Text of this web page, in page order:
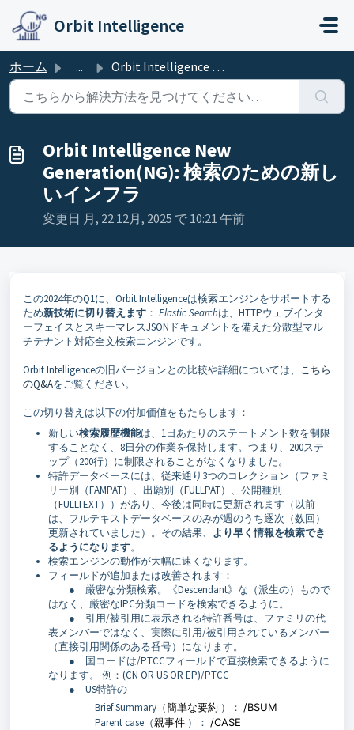
メインコンテンツに移動
Orbit Intelligence
ホーム ... Orbit Intelligence New Generation(NG): 検索のための新しいインフラ
Orbit Intelligence New
Generation(NG): 検索のための新し
いインフラ
変更日 月, 22 12月, 2025 で 10:21 午前
この2024年のQ1に、Orbit Intelligenceは検索エンジンをサポートする
ため新技術に切り替えます ： Elastic Searchは、HTTPウェブインタ
ーフェイスとスキーマレスJSONドキュメントを備えた分散型マル
チテナント対応全文検索エンジンです。
Orbit Intelligenceの旧バージョンとの比較や詳細については、 こちら
のQ&Aをご覧ください。
この切り替えは以下の付加価値をもたらします：
新しい検索履歴機能は、1日あたりのステートメント数を制限
することなく、8日分の作業を保持します。つまり、200ステ
ップ（200行）に制限されることがなくなりました。
特許データベースには、従来通り3つのコレクション（ファミ
リー別（FAMPAT）、出願別（FULLPAT）、公開種別
（FULLTEXT））があり、今後は同時に更新されます（以前
は、フルテキストデータベースのみが週のうち逐次（数回）
更新されていました）。その結果、 より早く情報を検索でき
るようになります。
検索エンジンの動作が大幅に速くなります。
フィールドが追加または改善されます：
● 厳密な分類検索。《Descendant》な（派生の）もので
はなく、厳密なIPC分類コードを検索できるように。
● 引用/被引用に表示される特許番号は、ファミリの代
表メンバーではなく、実際に引用/被引用されているメンバー
（直接引用関係のある番号）になります。
● 国コードは/PTCCフィールドで直接検索できるように
なります。 例：(CN OR US OR EP)/PTCC
● US特許の
Brief Summary（簡単な要約 ）： /BSUM
Parent case（親事件 ）： /CASE